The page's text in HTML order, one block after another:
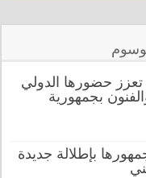
تعزز حضورها الدولي
بجمهورية
بإطلالة جديدة